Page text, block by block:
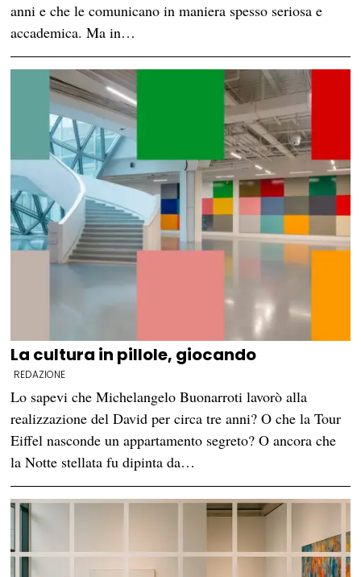
anni e che le comunicano in maniera spesso seriosa e
accademica. Ma in…
La cultura in pillole, giocando
REDAZIONE
Lo sapevi che Michelangelo Buonarroti lavorò alla
realizzazione del David per circa tre anni? O che la Tour
Eiffel nasconde un appartamento segreto? O ancora che
la Notte stellata fu dipinta da…